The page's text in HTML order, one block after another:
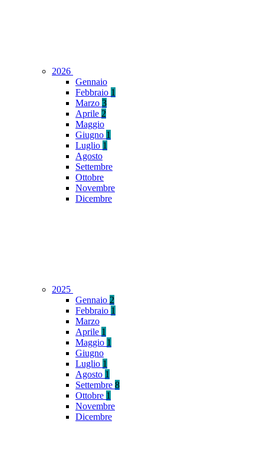
2026
Gennaio
Febbraio 1
Marzo 3
Aprile 2
Maggio
Giugno 1
Luglio 1
Agosto
Settembre
Ottobre
Novembre
Dicembre
2025
Gennaio 2
Febbraio 1
Marzo
Aprile 1
Maggio 1
Giugno
Luglio 1
Agosto 1
Settembre 8
Ottobre 1
Novembre
Dicembre